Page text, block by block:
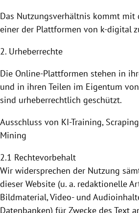
Das Nutzungsverhältnis kommt mit
einer der Plattformen von k-digital
2. Urheberrechte
Die Online-Plattformen stehen in
und in ihren Teilen im Eigentum
sind urheberrechtlich geschützt.
Ausschluss von KI-Training,
Mining
2.1 Rechtevorbehalt
Wir widersprechen der Nutzung
dieser Website (u. a. redaktionelle
Bildmaterial, Video- und
Datenbanken) für Zwecke des Text